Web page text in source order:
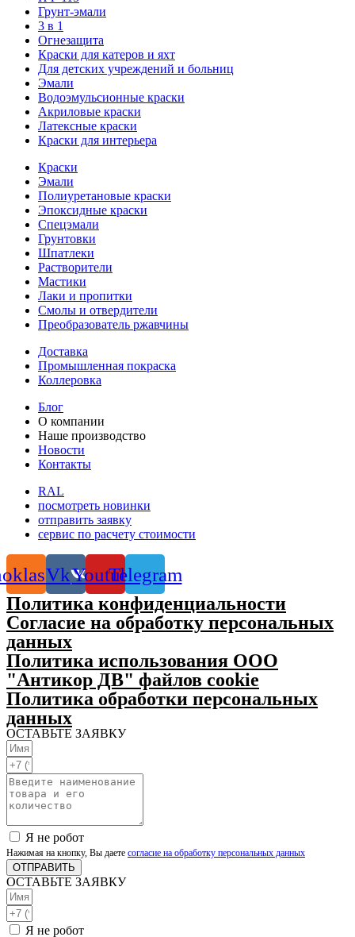
Грунт-эмали
3 в 1
Огнезащита
Краски для катеров и яхт
Для детских учреждений и больниц
Эмали
Водоэмульсионные краски
Акриловые краски
Латексные краски
Краски для интерьера
Краски
Эмали
Полиуретановые краски
Эпоксидные краски
Спецэмали
Грунтовки
Шпатлеки
Растворители
Мастики
Лаки и пропитки
Смолы и отвердители
Преобразователь ржавчины
Доставка
Промышленная покраска
Коллеровка
Блог
О компании
Наше производство
Новости
Контакты
RAL
посмотреть новинки
отправить заявку
сервис по расчету стоимости
VkYoutubeTelegram
Политика конфиденциальности
Согласие на обработку персональных
данных
Политика использования ООО
"Антикор ДВ" файлов cookie
Политика обработки персональных
данных
ОСТАВЬТЕ ЗАЯВКУ
Я не робот
Нажимая на кнопку, Вы даете согласие на обработку персональных данных
ОТПРАВИТЬ
ОСТАВЬТЕ ЗАЯВКУ
Я не робот